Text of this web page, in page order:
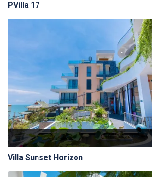
PVilla 17
Villa Sunset Horizon